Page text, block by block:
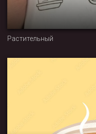
Растительный